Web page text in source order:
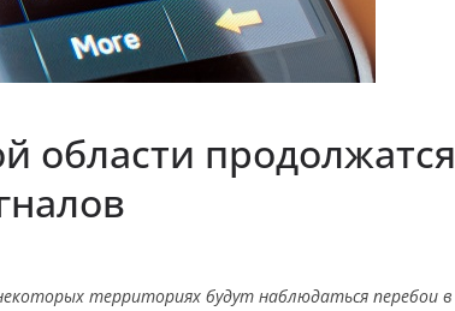
области продолжатся
территориях будут наблюдаться перебои в